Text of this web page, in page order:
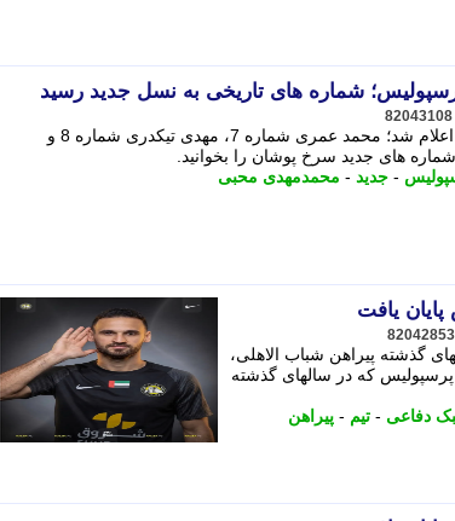
شماره های تاریخی به نسل جدید رسید
82043108
فهرست شماره پیراهن بازیکنان پرسپولیس برای فصل جدید اعلام شد؛ محمد عمری شماره 7، مهدی تیکدری شماره 8 و
- جدید - محمدمهدی محبی
یافت
82042853
گذشته پیراهن شباب الاهلی،
که در سالهای گذشته
دفاعی - تیم - پیراهن